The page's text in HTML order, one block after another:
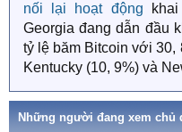
nối lại hoạt động
Georgia đang dẫn đầu
tỷ lệ băm Bitcoin với 30,
Kentucky (10, 9%) và
Những người đang xem chủ